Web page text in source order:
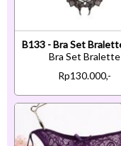
Bra Set Bralette
Rp130.000,-